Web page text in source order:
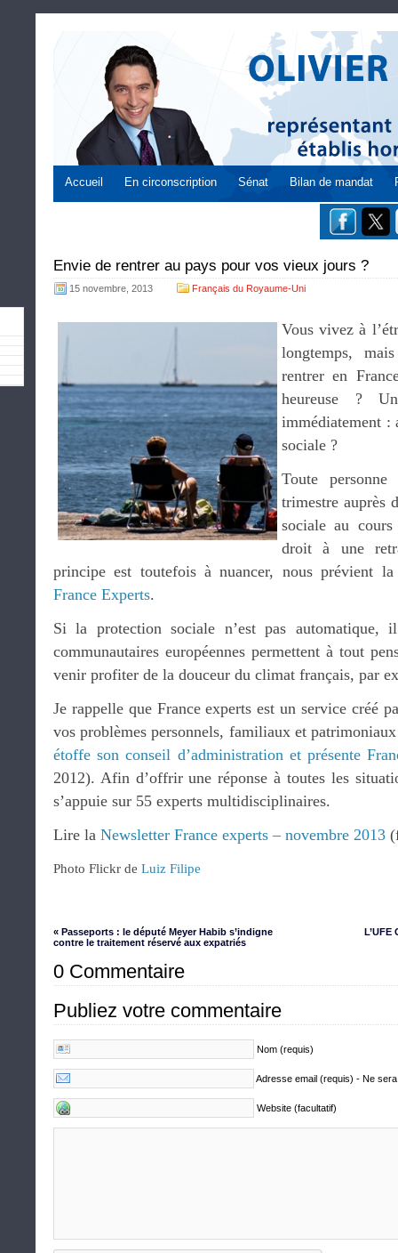
Accueil En circonscription Sénat Bilan de mandat
Envie de rentrer au pays pour vos vieux jours ?
15 novembre, 2013 Français du Royaume-Uni
Vous vivez à
longtemps,
rentrer en
heureuse ?
immédiatement :
sociale ?
Toute
trimestre auprès
sociale au
droit à une
principe est toutefois à nuancer, nous prévient
France Experts.
Si la protection sociale n’est pas automatique,
communautaires européennes permettent à tout
venir profiter de la douceur du climat français, par
Je rappelle que France experts est un service créé
vos problèmes personnels, familiaux et
étoffe son conseil d’administration et présente
2012). Afin d’offrir une réponse à toutes les
s’appuie sur 55 experts multidisciplinaires.
Lire la Newsletter France experts – novembre 2013
Photo Flickr de Luiz Filipe
« Passeports : le député Meyer Habib s’indigne
contre le traitement réservé aux expatriés
0 Commentaire
Publiez votre commentaire
Nom (requis)
Adresse email (requis) - Ne
Website (facultatif)